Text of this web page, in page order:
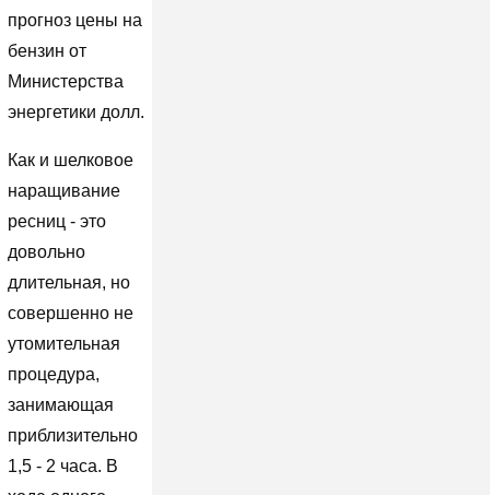
прогноз цены на
бензин от
Министерства
энергетики долл.
Как и шелковое
наращивание
ресниц - это
довольно
длительная, но
совершенно не
утомительная
процедура,
занимающая
приблизительно
1,5 - 2 часа. В